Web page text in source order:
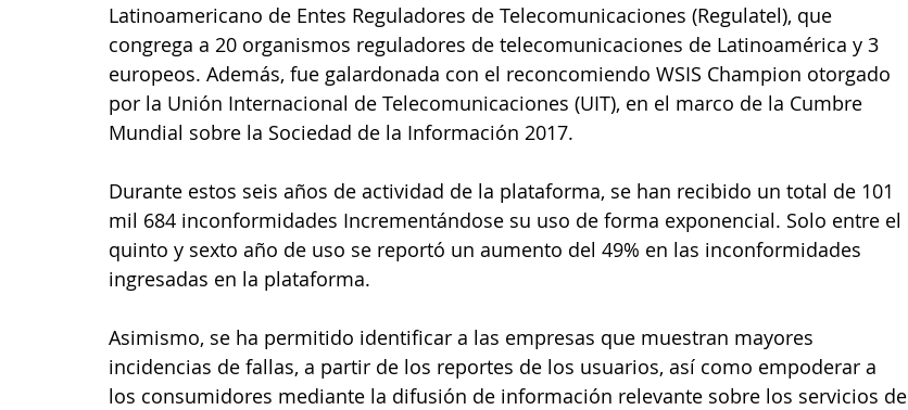
Latinoamericano de Entes Reguladores de Telecomunicaciones (Regulatel), que
congrega a 20 organismos reguladores de telecomunicaciones de Latinoamérica y 3
europeos. Además, fue galardonada con el reconcomiendo WSIS Champion otorgado
por la Unión Internacional de Telecomunicaciones (UIT), en el marco de la Cumbre
Mundial sobre la Sociedad de la Información 2017.
Durante estos seis años de actividad de la plataforma, se han recibido un total de 101
mil 684 inconformidades Incrementándose su uso de forma exponencial. Solo entre el
quinto y sexto año de uso se reportó un aumento del 49% en las inconformidades
ingresadas en la plataforma.
Asimismo, se ha permitido identificar a las empresas que muestran mayores
incidencias de fallas, a partir de los reportes de los usuarios, así como empoderar a
los consumidores mediante la difusión de información relevante sobre los servicios de